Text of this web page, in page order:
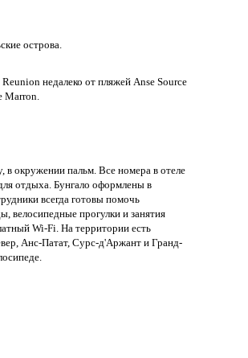
острова.
недалеко от пляжей Anse Source
Marron.
в окружении пальм. Все номера в отеле
отдыха. Бунгало оформлены в
всегда готовы помочь
велосипедные прогулки и занятия
Wi-Fi. На территории есть
Анс-Патат, Сурс-д'Аржант и Гранд-